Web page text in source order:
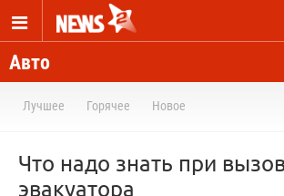
Авто
Лучшее Горячее Новое
Что надо знать при
эвакуатора